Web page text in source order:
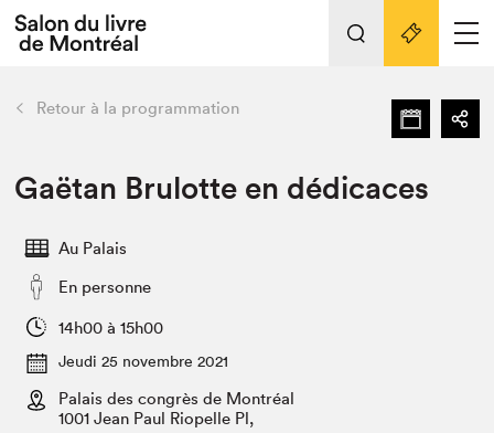
Espace médias
Tout sur l'édition 2022
Actualités
Vidéos et Balados
Club de lecture Braindate
retour Nos activités
Édition 2022
Planifier sa visite
Projets partenaires 2022
Liens pratiques
Retour à la programmation
Gaëtan Brulotte en dédicaces
Au Palais
En personne
14h00 à 15h00
Jeudi 25 novembre 2021
Palais des congrès de Montréal
1001 Jean Paul Riopelle Pl,